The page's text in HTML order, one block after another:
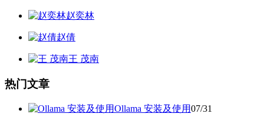
赵奕林
赵倩
王 茂南
热门文章
Ollama 安装及使用07/31